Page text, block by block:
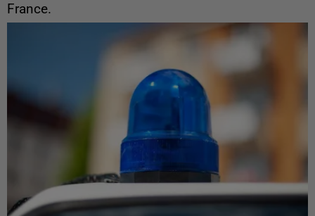
France.